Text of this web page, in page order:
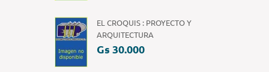
EL CROQUIS : PROYECTO Y
ARQUITECTURA
Gs 30.000